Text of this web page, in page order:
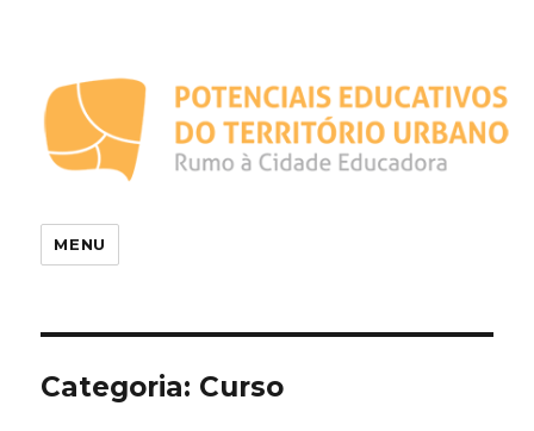
Território Urbano
MENU
Categoria: Curso